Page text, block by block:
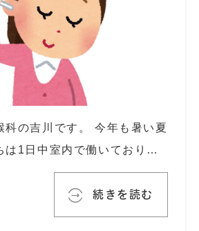
科の吉川です。 今年も暑い夏
は1日中室内で働いており…
続きを読む